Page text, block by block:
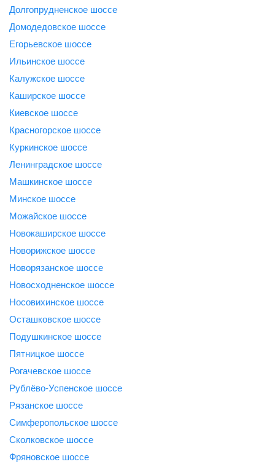
Долгопрудненское шоссе
Домодедовское шоссе
Егорьевское шоссе
Ильинское шоссе
Калужское шоссе
Каширское шоссе
Киевское шоссе
Красногорское шоссе
Куркинское шоссе
Ленинградское шоссе
Машкинское шоссе
Минское шоссе
Можайское шоссе
Новокаширское шоссе
Новорижское шоссе
Новорязанское шоссе
Новосходненское шоссе
Носовихинское шоссе
Осташковское шоссе
Подушкинское шоссе
Пятницкое шоссе
Рогачевское шоссе
Рублёво-Успенское шоссе
Рязанское шоссе
Симферопольское шоссе
Сколковское шоссе
Фряновское шоссе